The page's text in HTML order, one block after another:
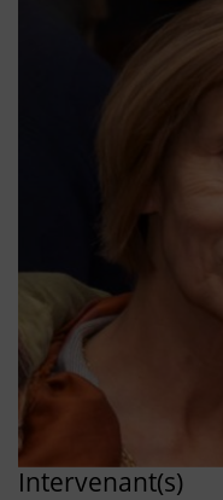
Intervenant(s)